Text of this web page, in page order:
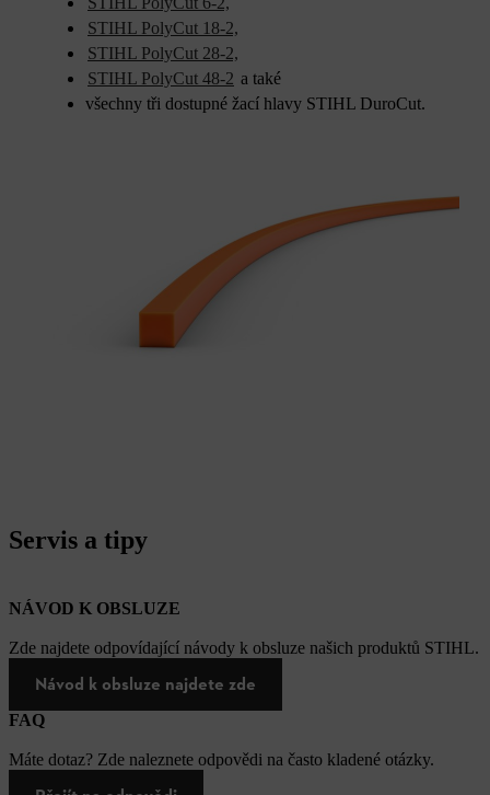
STIHL PolyCut 18-2,
STIHL PolyCut 28-2,
STIHL PolyCut 48-2 a také
všechny tři dostupné žací hlavy STIHL DuroCut.
Servis a tipy
NÁVOD K OBSLUZE
Zde najdete odpovídající návody k obsluze našich produktů STIHL.
Návod k obsluze najdete zde
FAQ
Máte dotaz? Zde naleznete odpovědi na často kladené otázky.